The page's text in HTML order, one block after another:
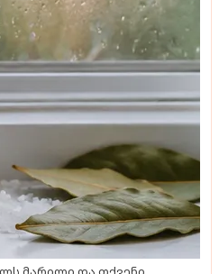
პრინტებით -
და რას გვირჩევენ